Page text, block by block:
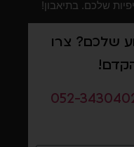
שלכם. בתיאבון!
שלכם? צרו
052-